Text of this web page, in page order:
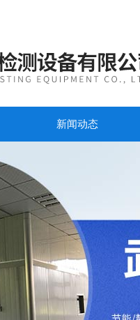
新闻动态